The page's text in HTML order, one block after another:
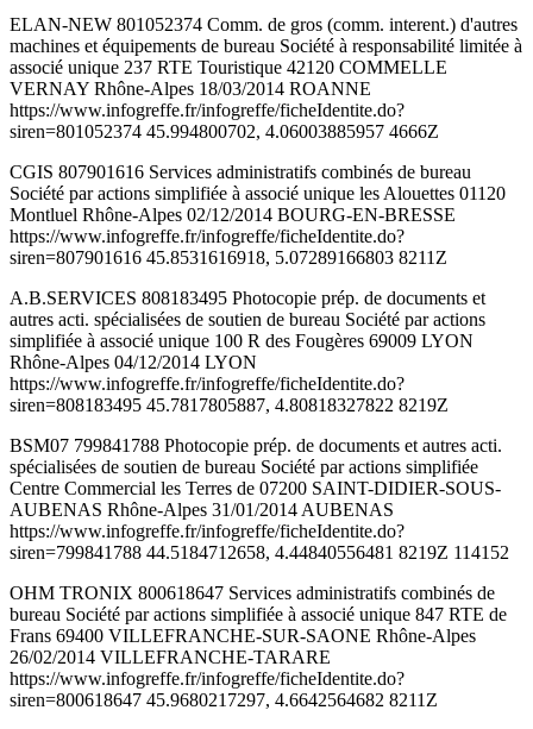
ELAN-NEW 801052374 Comm. de gros (comm. interent.) d'autres
machines et équipements de bureau Société à responsabilité limitée à
associé unique 237 RTE Touristique 42120 COMMELLE
VERNAY Rhône-Alpes 18/03/2014 ROANNE
https://www.infogreffe.fr/infogreffe/ficheIdentite.do?
siren=801052374 45.994800702, 4.06003885957 4666Z
CGIS 807901616 Services administratifs combinés de bureau
Société par actions simplifiée à associé unique les Alouettes 01120
Montluel Rhône-Alpes 02/12/2014 BOURG-EN-BRESSE
https://www.infogreffe.fr/infogreffe/ficheIdentite.do?
siren=807901616 45.8531616918, 5.07289166803 8211Z
A.B.SERVICES 808183495 Photocopie prép. de documents et
autres acti. spécialisées de soutien de bureau Société par actions
simplifiée à associé unique 100 R des Fougères 69009 LYON
Rhône-Alpes 04/12/2014 LYON
https://www.infogreffe.fr/infogreffe/ficheIdentite.do?
siren=808183495 45.7817805887, 4.80818327822 8219Z
BSM07 799841788 Photocopie prép. de documents et autres acti.
spécialisées de soutien de bureau Société par actions simplifiée
Centre Commercial les Terres de 07200 SAINT-DIDIER-SOUS-
AUBENAS Rhône-Alpes 31/01/2014 AUBENAS
https://www.infogreffe.fr/infogreffe/ficheIdentite.do?
siren=799841788 44.5184712658, 4.44840556481 8219Z 114152
OHM TRONIX 800618647 Services administratifs combinés de
bureau Société par actions simplifiée à associé unique 847 RTE de
Frans 69400 VILLEFRANCHE-SUR-SAONE Rhône-Alpes
26/02/2014 VILLEFRANCHE-TARARE
https://www.infogreffe.fr/infogreffe/ficheIdentite.do?
siren=800618647 45.9680217297, 4.6642564682 8211Z